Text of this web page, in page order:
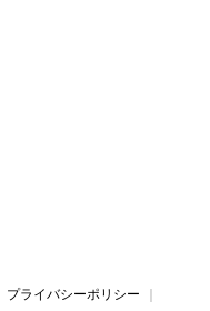
プライバシーポリシー